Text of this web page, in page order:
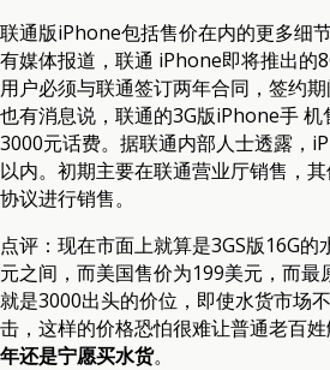
联通版iPhone包括售价在内的更多细
有媒体报道，联通 iPhone即将推出的
用户必须与联通签订两年合同，签约期
也有消息说，联通的3G版iPhone手
3000元话费。据联通内部人士透露，
以内。初期主要在联通营业厅销售，
协议进行销售。
点评：现在市面上就算是3GS版16G
元之间，而美国售价为199美元，而最
就是3000出头的价位，即使水货市场
击，这样的价格恐怕很难让普通老百
年还是宁愿买水货。